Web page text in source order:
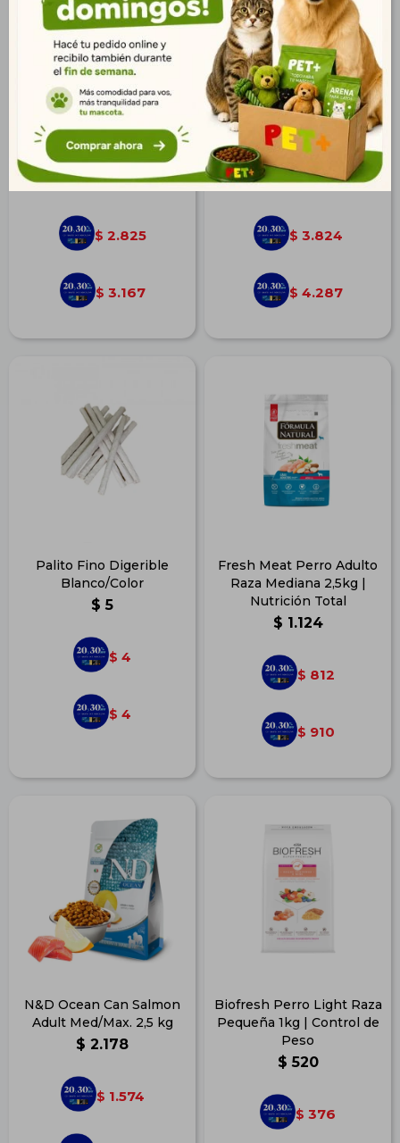
Fresh Meat Perro Adulto
Raza Mediana 12 kg
$ 3.910
$ 2.825
$ 3.167
N&D Ocean Can Salmon
Adult Med/Max. 10,1 kg
$ 5.293
$ 3.824
$ 4.287
Palito Fino Digerible
Blanco/Color
$ 5
$ 4
$ 4
Fresh Meat Perro Adulto
Raza Mediana 2,5kg |
Nutrición Total
$ 1.124
$ 812
$ 910
N&D Ocean Can Salmon
Adult Med/Max. 2,5 kg
$ 2.178
$ 1.574
Biofresh Perro Light Raza
Pequeña 1kg | Control de
Peso
$ 520
$ 376